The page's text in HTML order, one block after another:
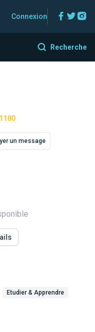
Connexion
Recherche
un message
Etudier & Apprendre